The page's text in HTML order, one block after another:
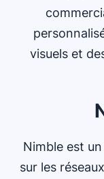
visuels et
Nimble est
sur les